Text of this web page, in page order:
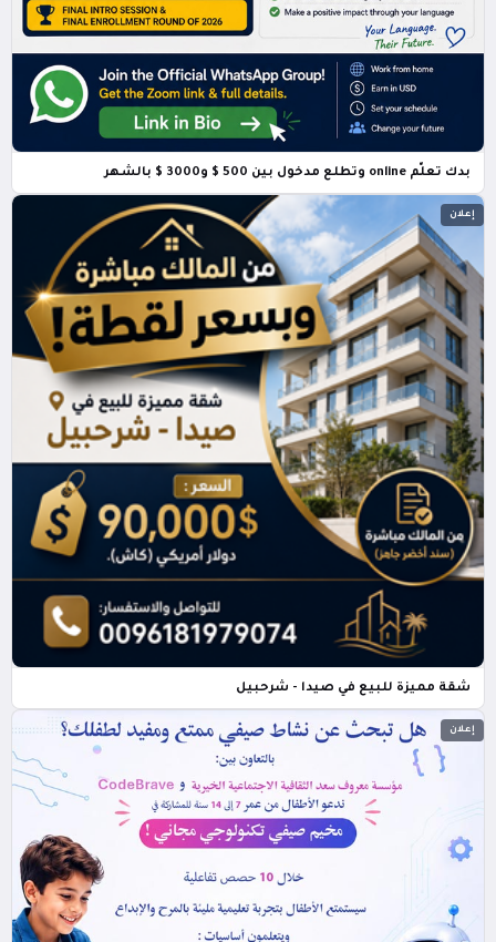
بدك تعلّم online وتطلع مدخول بين 500 $ و3000 $ بالشهر
إعلان
شقة مميزة للبيع في صيدا - شرحبيل
إعلان